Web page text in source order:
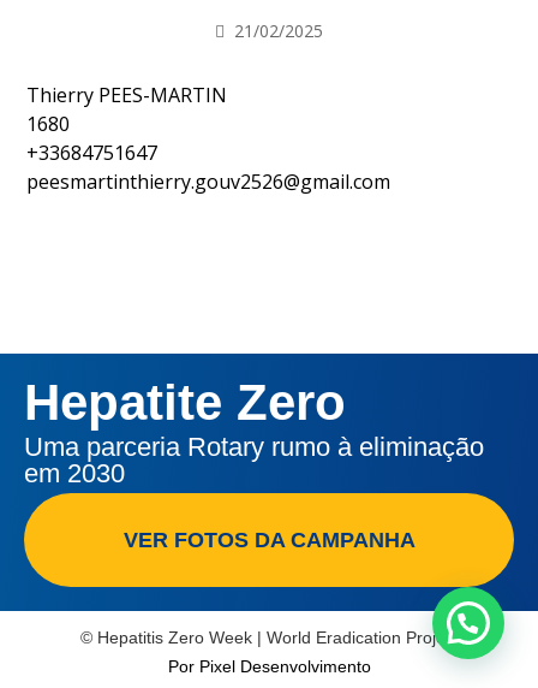
21/02/2025
Thierry PEES-MARTIN
1680
+33684751647
peesmartinthierry.gouv2526@gmail.com
Hepatite Zero
Uma parceria Rotary rumo à eliminação
em 2030
VER FOTOS DA CAMPANHA
© Hepatitis Zero Week | World Eradication Project
Por Pixel Desenvolvimento